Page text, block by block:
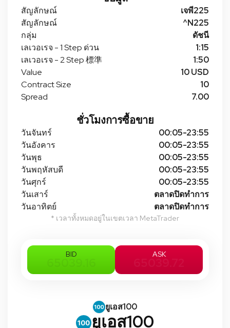
ชั่วโมงการซื้อขาย
วันจันทร์
00:05-23:55
วันอังคาร
00:05-23:55
วันพุธ
00:05-23:55
วันพฤหัสบดี
00:05-23:55
วันศุกร์
00:05-23:55
วันเสาร์
ตลาดปิดทําการ
วันอาทิตย์
ตลาดปิดทําการ
* เวลาทั้งหมดอยู่ในเขตเวลา MetaTrader
สัญลักษณ์
เจพี225
สัญลักษณ์
^N225
กลุ่ม
ดัชนี
เลเวอเรจ - 1 Step ด่วน
1:15
เลเวอเรจ - 2 Step 標準
1:50
Value
10 USD
Contract Size
10
Spread
7.00
BID ASK
ยูเอส100
ยูเอส100